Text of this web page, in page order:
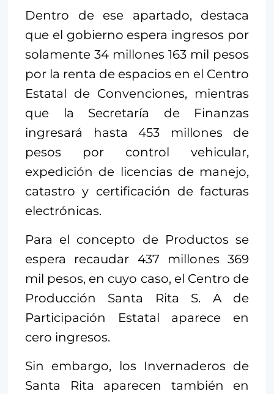
Dentro de ese apartado, destaca
que el gobierno espera ingresos por
solamente 34 millones 163 mil pesos
por la renta de espacios en el Centro
Estatal de Convenciones, mientras
que la Secretaría de Finanzas
ingresará hasta 453 millones de
pesos por control vehicular,
expedición de licencias de manejo,
catastro y certificación de facturas
electrónicas.
Para el concepto de Productos se
espera recaudar 437 millones 369
mil pesos, en cuyo caso, el Centro de
Producción Santa Rita S. A de
Participación Estatal aparece en
cero ingresos.
Sin embargo, los Invernaderos de
Santa Rita aparecen también en